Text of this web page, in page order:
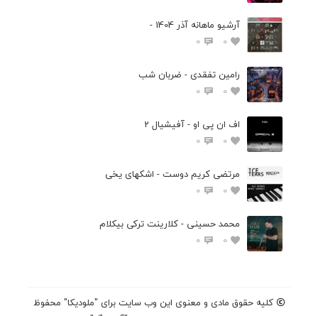
آرشیو ماهانه آذر 1404 -
0
0
رامین تفقدی - ضربان شب
0
0
اف ان پی او - آفیشیال 2
0
0
مرتضی کریم دوست - اشکهای یخی
0
0
محمد حسینی - کلارینت ترکی بیکلام
0
0
کلیه حقوق مادی و معنوی این وب سایت برای "ملودیکا" محفوظ